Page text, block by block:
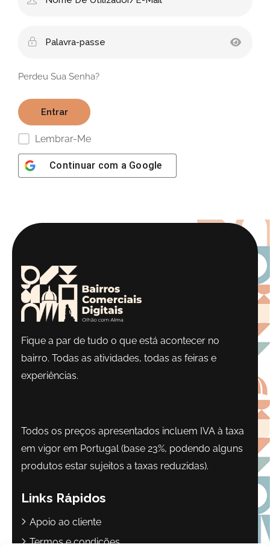
Perdeu Sua Senha?
Lembrar-Me
Continuar com a Google
Fique a par de tudo o que está acontecer no
bairro. Todas as atividades, todas as feiras e
experiências.
Todos os preços apresentados incluem IVA à taxa
em vigor em Portugal (base 23%, podendo alguns
produtos estar sujeitos a taxas reduzidas).
Links Rápidos
Apoio ao cliente
Termos e condições